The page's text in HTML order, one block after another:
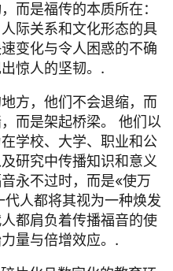
而是福传的本质所在：
际关系和文化形态的具
变化与令人困惑的不确
惊人的坚韧。.
方，他们不会退缩，而
而是架起桥梁。 他们以
学校、大学、职业和公
研究中传播知识和意义
永不过时，而是«使万
代人都将其视为一种焕发
都肩负着传播福音的使
量与倍增效应。.